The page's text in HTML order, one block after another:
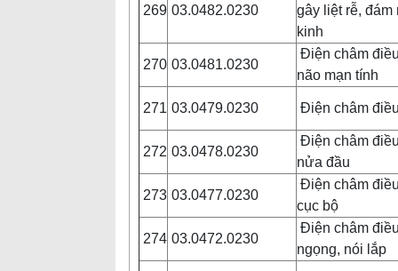
269 03.0482.0230
gây liệt rễ, đám
kinh
270 03.0481.0230
Điện châm
não mạn tính
271 03.0479.0230 Điện châm
272 03.0478.0230
Điện châm
nửa đầu
273 03.0477.0230
Điện châm
cục bộ
274 03.0472.0230
Điện châm
ngọng, nói lắp